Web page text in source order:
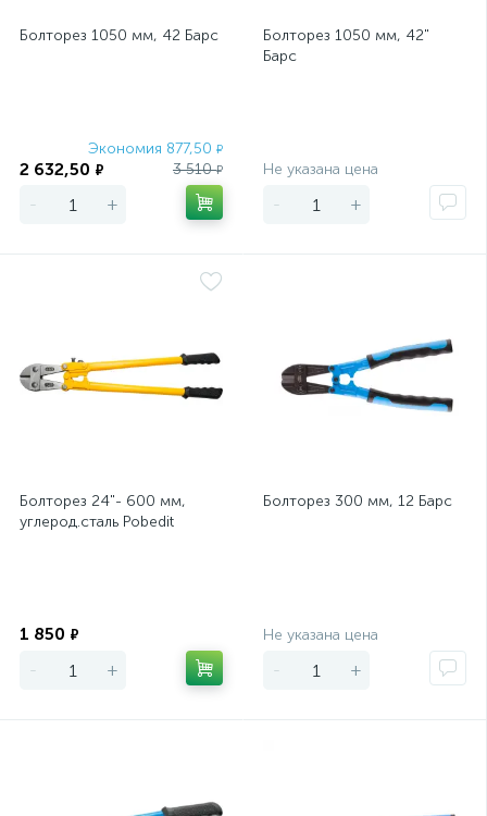
Болторез 1050 мм, 42 Барс
Экономия 877,50 ₽
2 632,50 ₽ 3 510₽
- +
Болторез 1050 мм, 42"
Барс
Не указана цена
- +
Болторез 24"- 600 мм,
углерод.сталь Pobedit
1 850 ₽
- +
Болторез 300 мм, 12 Барс
Не указана цена
- +